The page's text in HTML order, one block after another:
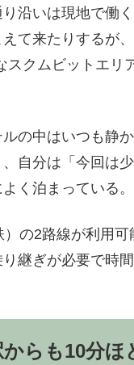
沿いは現地で働
て来たりするが
クムビットエリ
の中はいつも静
自分は「今回は
く泊まっている。
の2路線が利用
継ぎが必要で時
らも10分ほ